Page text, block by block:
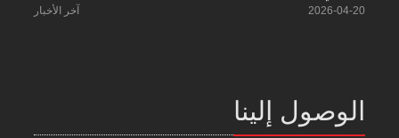
2026-04-20 آخر الأخبار
الوصول إلينا